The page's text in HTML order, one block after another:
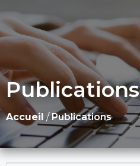
Publications
Accueil /Publications